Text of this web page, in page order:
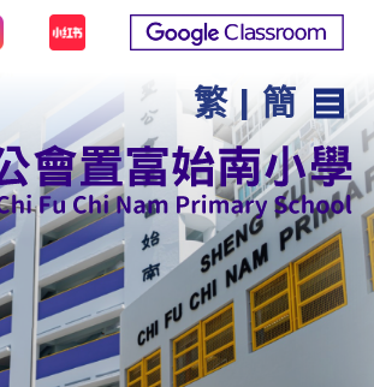
繁 |簡